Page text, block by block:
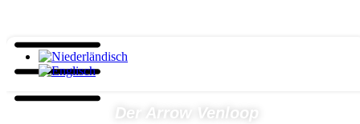
Der Arrow Venloop